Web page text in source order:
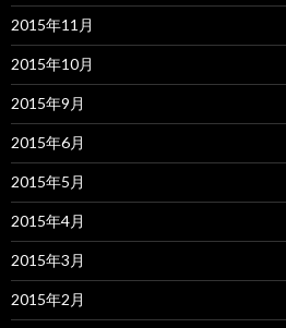
2015年11月
2015年10月
2015年9月
2015年6月
2015年5月
2015年4月
2015年3月
2015年2月